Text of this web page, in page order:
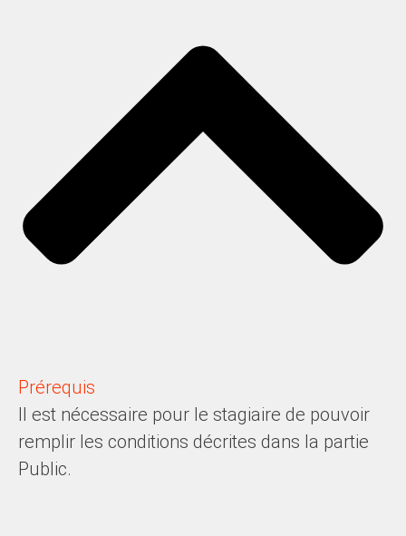
Prérequis
Il est nécessaire pour le stagiaire de pouvoir
remplir les conditions décrites dans la partie
Public.